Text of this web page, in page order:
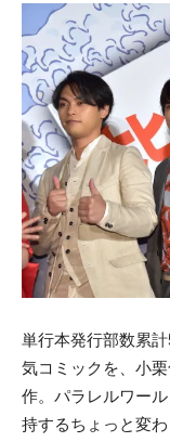
単行本発行部数累
気コミックを、小
作。パラレルワー
持するちょっと変